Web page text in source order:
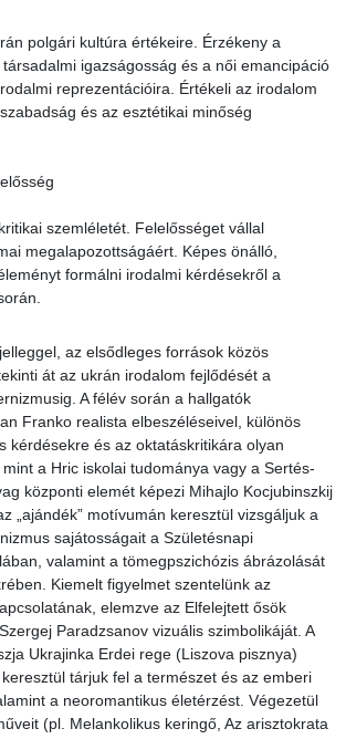
polgári kultúra értékeire. Érzékeny a
igazságosság és a női emancipáció
reprezentációira. Értékeli az irodalom
és az esztétikai minőség
szemléletét. Felelősséget vállal
megalapozottságáért. Képes önálló,
formálni irodalmi kérdésekről a
az elsődleges források közös
át az ukrán irodalom fejlődését a
A félév során a hallgatók
Franko realista elbeszéléseivel, különös
kérdésekre és az oktatáskritikára olyan
a Hric iskolai tudománya vagy a Sertés-
központi elemét képezi Mihajlo Kocjubinszkij
„ajándék” motívumán keresztül vizsgáljuk a
sajátosságait a Születésnapi
valamint a tömegpszichózis ábrázolását
Kiemelt figyelmet szentelünk az
elemzve az Elfelejtett ősök
Paradzsanov vizuális szimbolikáját. A
Ukrajinka Erdei rege (Liszova pisznya)
tárjuk fel a természet és az emberi
a neoromantikus életérzést. Végezetül
(pl. Melankolikus keringő, Az arisztokrata